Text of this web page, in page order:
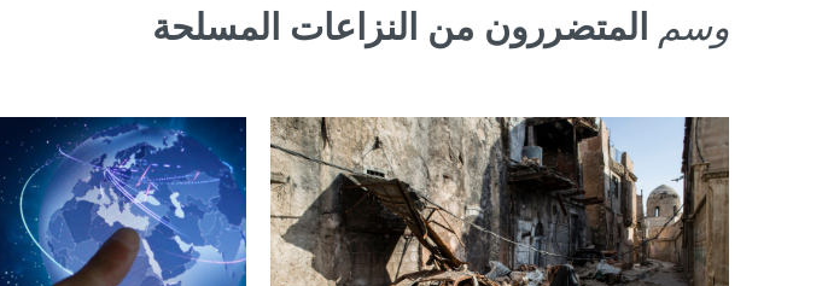
وسم المتضررون من النزاعات المسلحة